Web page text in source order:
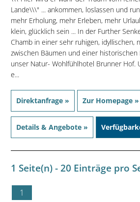
Lande\\\" ... ankommen, loslassen und
mehr Erholung, mehr Erleben, mehr
klein, glücklich sein ... In der Further
Chamb in einer sehr ruhigen, idyllischen,
zwischen Bäumen und einer historischen
unser Natur- Wohlfühlhotel Brunner Hof.
e...
Direktanfrage » Zur Homepage »
Details & Angebote »
1 Seite(n) - 20 Einträge pro
1